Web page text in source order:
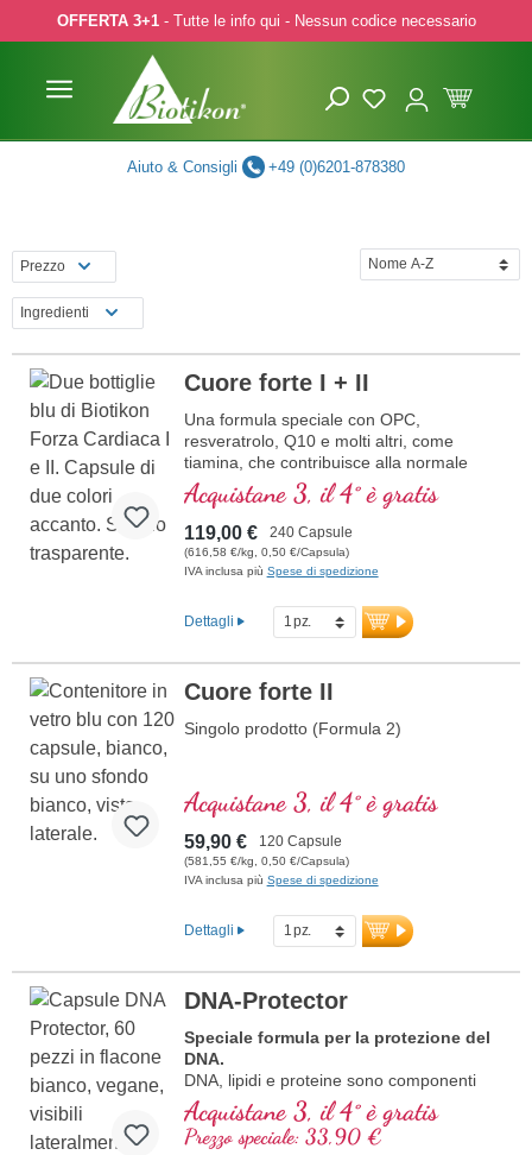
to main content
Skip to search
Skip to main navigation
OFFERTA 3+1- Tutte le info qui - Nessun codice necessario
Aiuto & Consigli +49 (0)6201-878380
Prezzo
Ingredienti
Cuore forte I + II
Una formula speciale con OPC,
resveratrolo, Q10 e molti altri, come
tiamina, che contribuisce alla normale
funzione cardiaca. (Formula 1 e Formula
2)
Acquistane 3, il 4° è gratis
119,00 € 240 Capsule
(616,58 €/kg, 0,50 €/Capsula)
IVA inclusa più Spese di spedizione
Dettagli
Cuore forte II
Singolo prodotto (Formula 2)
Acquistane 3, il 4° è gratis
59,90 € 120 Capsule
(581,55 €/kg, 0,50 €/Capsula)
IVA inclusa più Spese di spedizione
Dettagli
DNA-Protector
Speciale formula per la protezione del
DNA.
DNA, lipidi e proteine sono componenti
importanti delle cellule. Proteggi le tue
cellule dallo stress ossidativo, con
preziose sostanze naturali.
Acquistane 3, il 4° è gratis
Prezzo speciale: 33,90 €